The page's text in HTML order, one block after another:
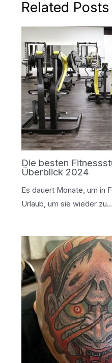
Related Posts
Die besten
Überblick 2024
Es dauert Monate, um in
Urlaub, um sie wieder zu…